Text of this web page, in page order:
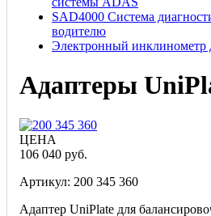
SAD4000 Система
водителю
Электронный инклинометр
Адаптеры
ЦЕНА
106 040 руб.
Артикул: 200 345 360
Адаптер UniPlate для